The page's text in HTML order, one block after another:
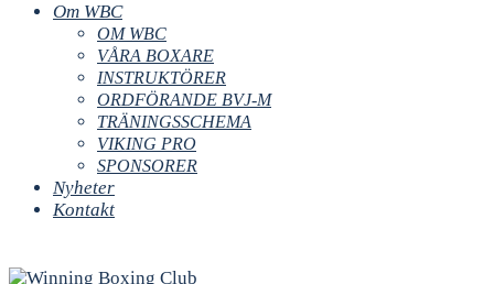
Om WBC
OM WBC
VÅRA BOXARE
INSTRUKTÖRER
ORDFÖRANDE BVJ-M
TRÄNINGSSCHEMA
VIKING PRO
SPONSORER
Nyheter
Kontakt